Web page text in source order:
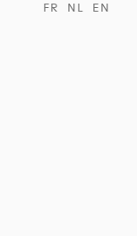
FR
NL EN